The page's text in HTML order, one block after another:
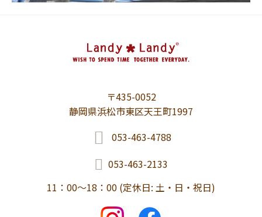
〒435-0052
静岡県浜松市東区天王町1997
053-463-4788
053-463-2133
11：00～18：00 (定休日: 土・日・祝日)